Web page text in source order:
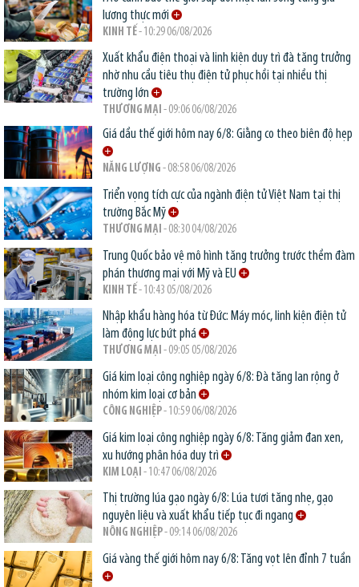
lương thực mới
KINH TẾ- 10:29 06/08/2026
Xuất khẩu điện thoại và linh kiện duy trì đà tăng trưởng
nhờ nhu cầu tiêu thụ điện tử phục hồi tại nhiều thị
trường lớn
THƯƠNG MẠI - 09:06 06/08/2026
Giá dầu thế giới hôm nay 6/8: Giằng co theo biên độ hẹp
NĂNG LƯỢNG - 08:58 06/08/2026
Triển vọng tích cực của ngành điện tử Việt Nam tại thị
trường Bắc Mỹ
THƯƠNG MẠI - 08:30 04/08/2026
Trung Quốc bảo vệ mô hình tăng trưởng trước thềm đàm
phán thương mại với Mỹ và EU
KINH TẾ- 10:43 05/08/2026
Nhập khẩu hàng hóa từ Đức: Máy móc, linh kiện điện tử
làm động lực bứt phá
THƯƠNG MẠI - 09:05 05/08/2026
Giá kim loại công nghiệp ngày 6/8: Đà tăng lan rộng ở
nhóm kim loại cơ bản
CÔNG NGHIỆP- 10:59 06/08/2026
Giá kim loại công nghiệp ngày 6/8: Tăng giảm đan xen,
xu hướng phân hóa duy trì
KIM LOẠI - 10:47 06/08/2026
Thị trường lúa gạo ngày 6/8: Lúa tươi tăng nhẹ, gạo
nguyên liệu và xuất khẩu tiếp tục đi ngang
NÔNG NGHIỆP- 09:14 06/08/2026
Giá vàng thế giới hôm nay 6/8: Tăng vọt lên đỉnh 7 tuần